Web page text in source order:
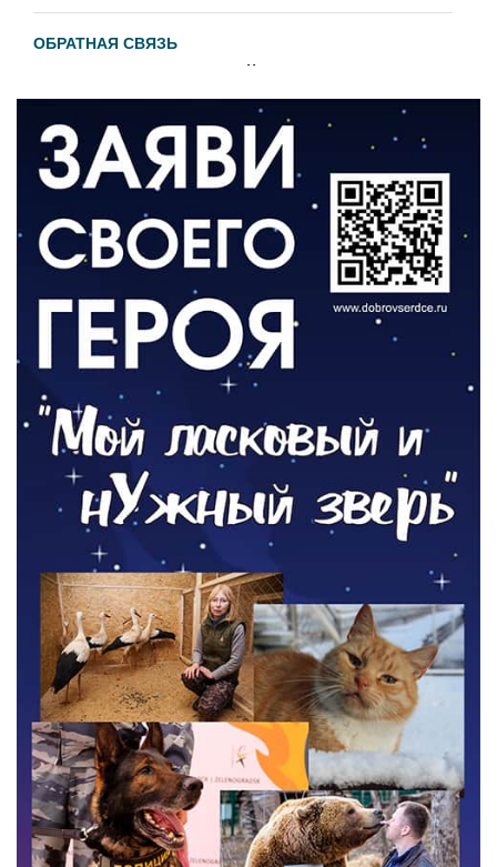
ОБРАТНАЯ СВЯЗЬ
Администрация онлайн
ВЛАСТЬ
День памяти и «Симфония народов»
06.08.2026
Новый настил на экотропе
05.08.2026